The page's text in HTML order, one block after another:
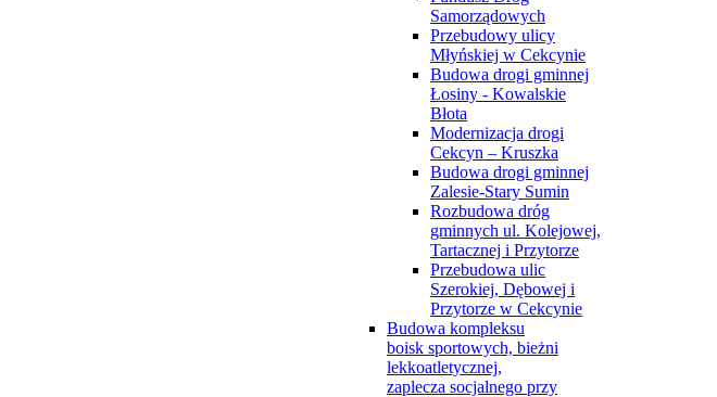
Samorządowych
Przebudowy ulicy
Młyńskiej w Cekcynie
Budowa drogi gminnej
Łosiny - Kowalskie
Błota
Modernizacja drogi
Cekcyn – Kruszka
Budowa drogi gminnej
Zalesie-Stary Sumin
Rozbudowa dróg
gminnych ul. Kolejowej,
Tartacznej i Przytorze
Przebudowa ulic
Szerokiej, Dębowej i
Przytorze w Cekcynie
Budowa kompleksu
boisk sportowych, bieżni
lekkoatletycznej,
zaplecza socjalnego przy